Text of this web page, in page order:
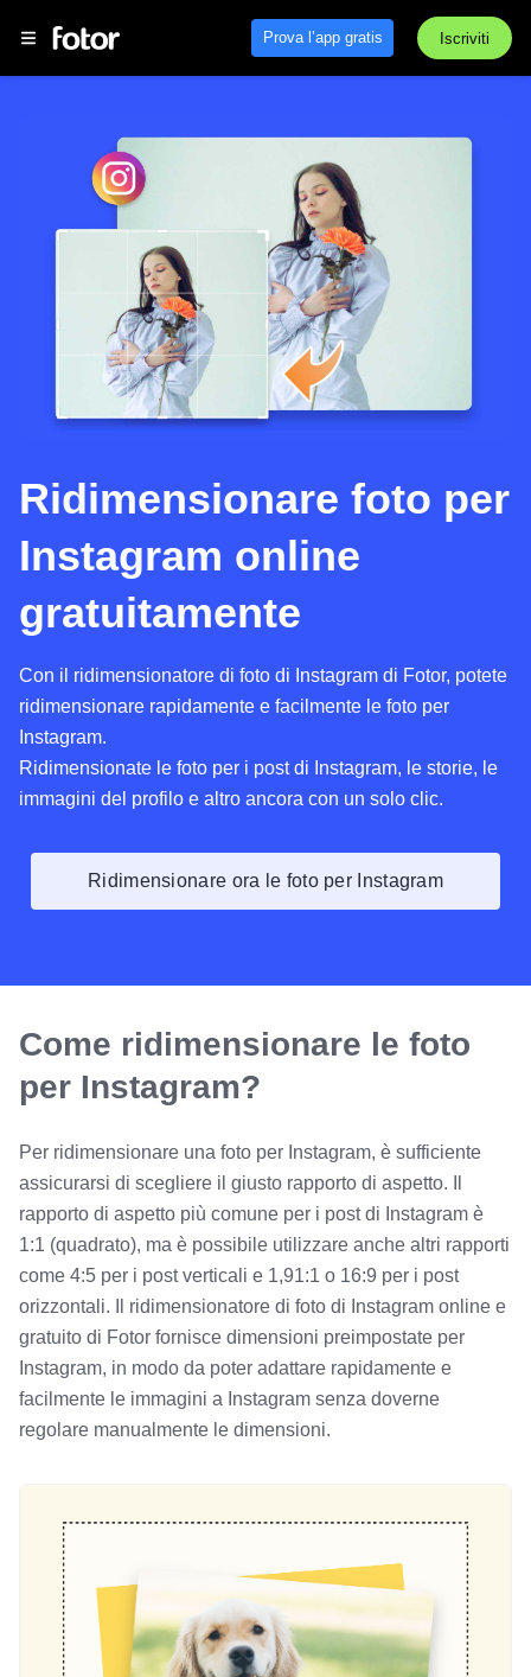
Prova l’app gratis Iscriviti
Ridimensionare foto per
Instagram online
gratuitamente
Con il ridimensionatore di foto di Instagram di Fotor, potete
ridimensionare rapidamente e facilmente le foto per
Instagram.
Ridimensionate le foto per i post di Instagram, le storie, le
immagini del profilo e altro ancora con un solo clic.
Ridimensionare ora le foto per Instagram
Come ridimensionare le foto
per Instagram?
Per ridimensionare una foto per Instagram, è sufficiente
assicurarsi di scegliere il giusto rapporto di aspetto. Il
rapporto di aspetto più comune per i post di Instagram è
1:1 (quadrato), ma è possibile utilizzare anche altri rapporti
come 4:5 per i post verticali e 1,91:1 o 16:9 per i post
orizzontali. Il ridimensionatore di foto di Instagram online e
gratuito di Fotor fornisce dimensioni preimpostate per
Instagram, in modo da poter adattare rapidamente e
facilmente le immagini a Instagram senza doverne
regolare manualmente le dimensioni.